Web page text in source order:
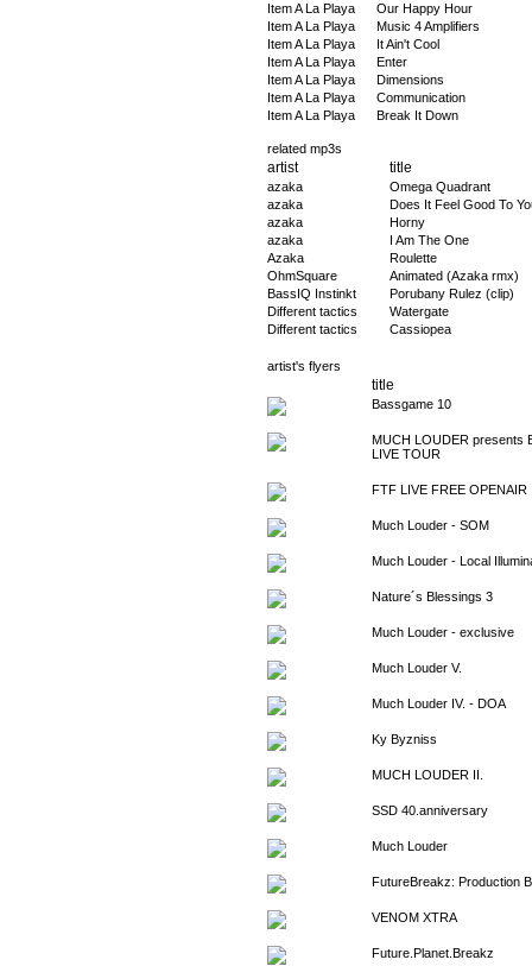
Item A La Playa
Our Happy Hour
Item A La Playa
Music 4 Amplifiers
Item A La Playa
It Ain't Cool
Item A La Playa
Enter
Item A La Playa
Dimensions
Item A La Playa
Communication
Item A La Playa
Break It Down
related mp3s
artist title
azaka
Omega Quadrant
azaka
Does It Feel Good To
azaka
Horny
azaka
I Am The One
Azaka
Roulette
OhmSquare
Animated (Azaka rmx)
BassIQ Instinkt
Porubany Rulez (clip)
Different tactics
Watergate
Different tactics
Cassiopea
artist's flyers
title
Bassgame 10
MUCH LOUDER presents
LIVE TOUR
FTF LIVE FREE OPENAIR
Much Louder - SOM
Much Louder - Local
Nature´s Blessings 3
Much Louder - exclusive
Much Louder V.
Much Louder IV. - DOA
Ky Byzniss
MUCH LOUDER II.
SSD 40.anniversary
Much Louder
FutureBreakz: Production
VENOM XTRA
Future.Planet.Breakz